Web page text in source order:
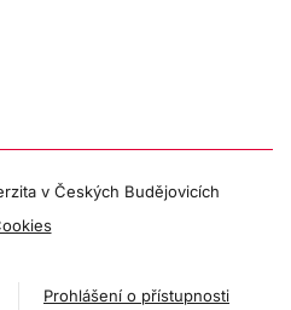
v Českých Budějovicích
Prohlášení o přístupnosti